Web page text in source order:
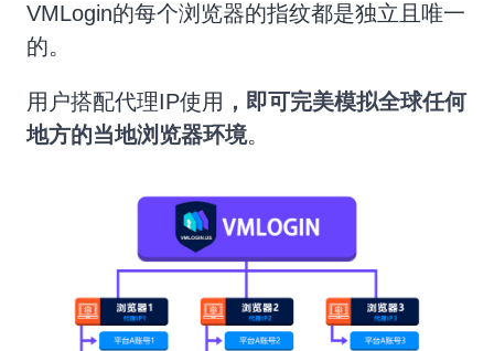
VMLogin的每个浏览器的指纹都是独立且唯一
的。
用户搭配代理IP使用 ，即可完美模拟全球任何
地方的当地浏览器环境。